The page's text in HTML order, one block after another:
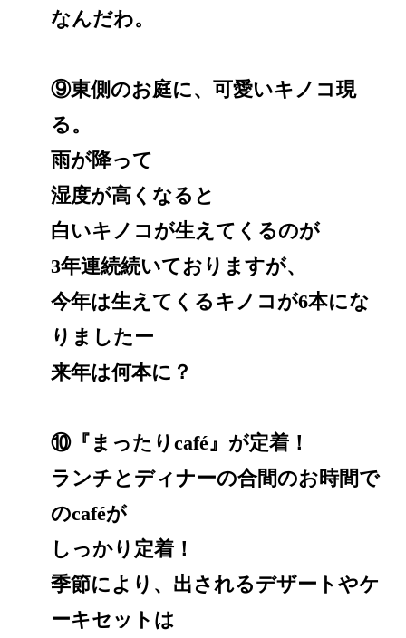
なんだわ。
⑨東側のお庭に、可愛いキノコ現
る。
雨が降って
湿度が高くなると
白いキノコが生えてくるのが
3年連続続いておりますが、
今年は生えてくるキノコが6本にな
りましたー
来年は何本に？
⑩『まったりcafé』が定着！
ランチとディナーの合間のお時間で
のcaféが
しっかり定着！
季節により、出されるデザートやケ
ーキセットは